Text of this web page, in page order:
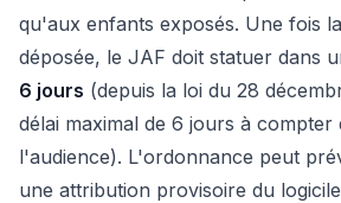
qu'aux enfants exposés. Une fois
déposée, le JAF doit statuer dans
6 jours (depuis la loi du 28
délai maximal de 6 jours à compter
l'audience). L'ordonnance peut
une attribution provisoire du